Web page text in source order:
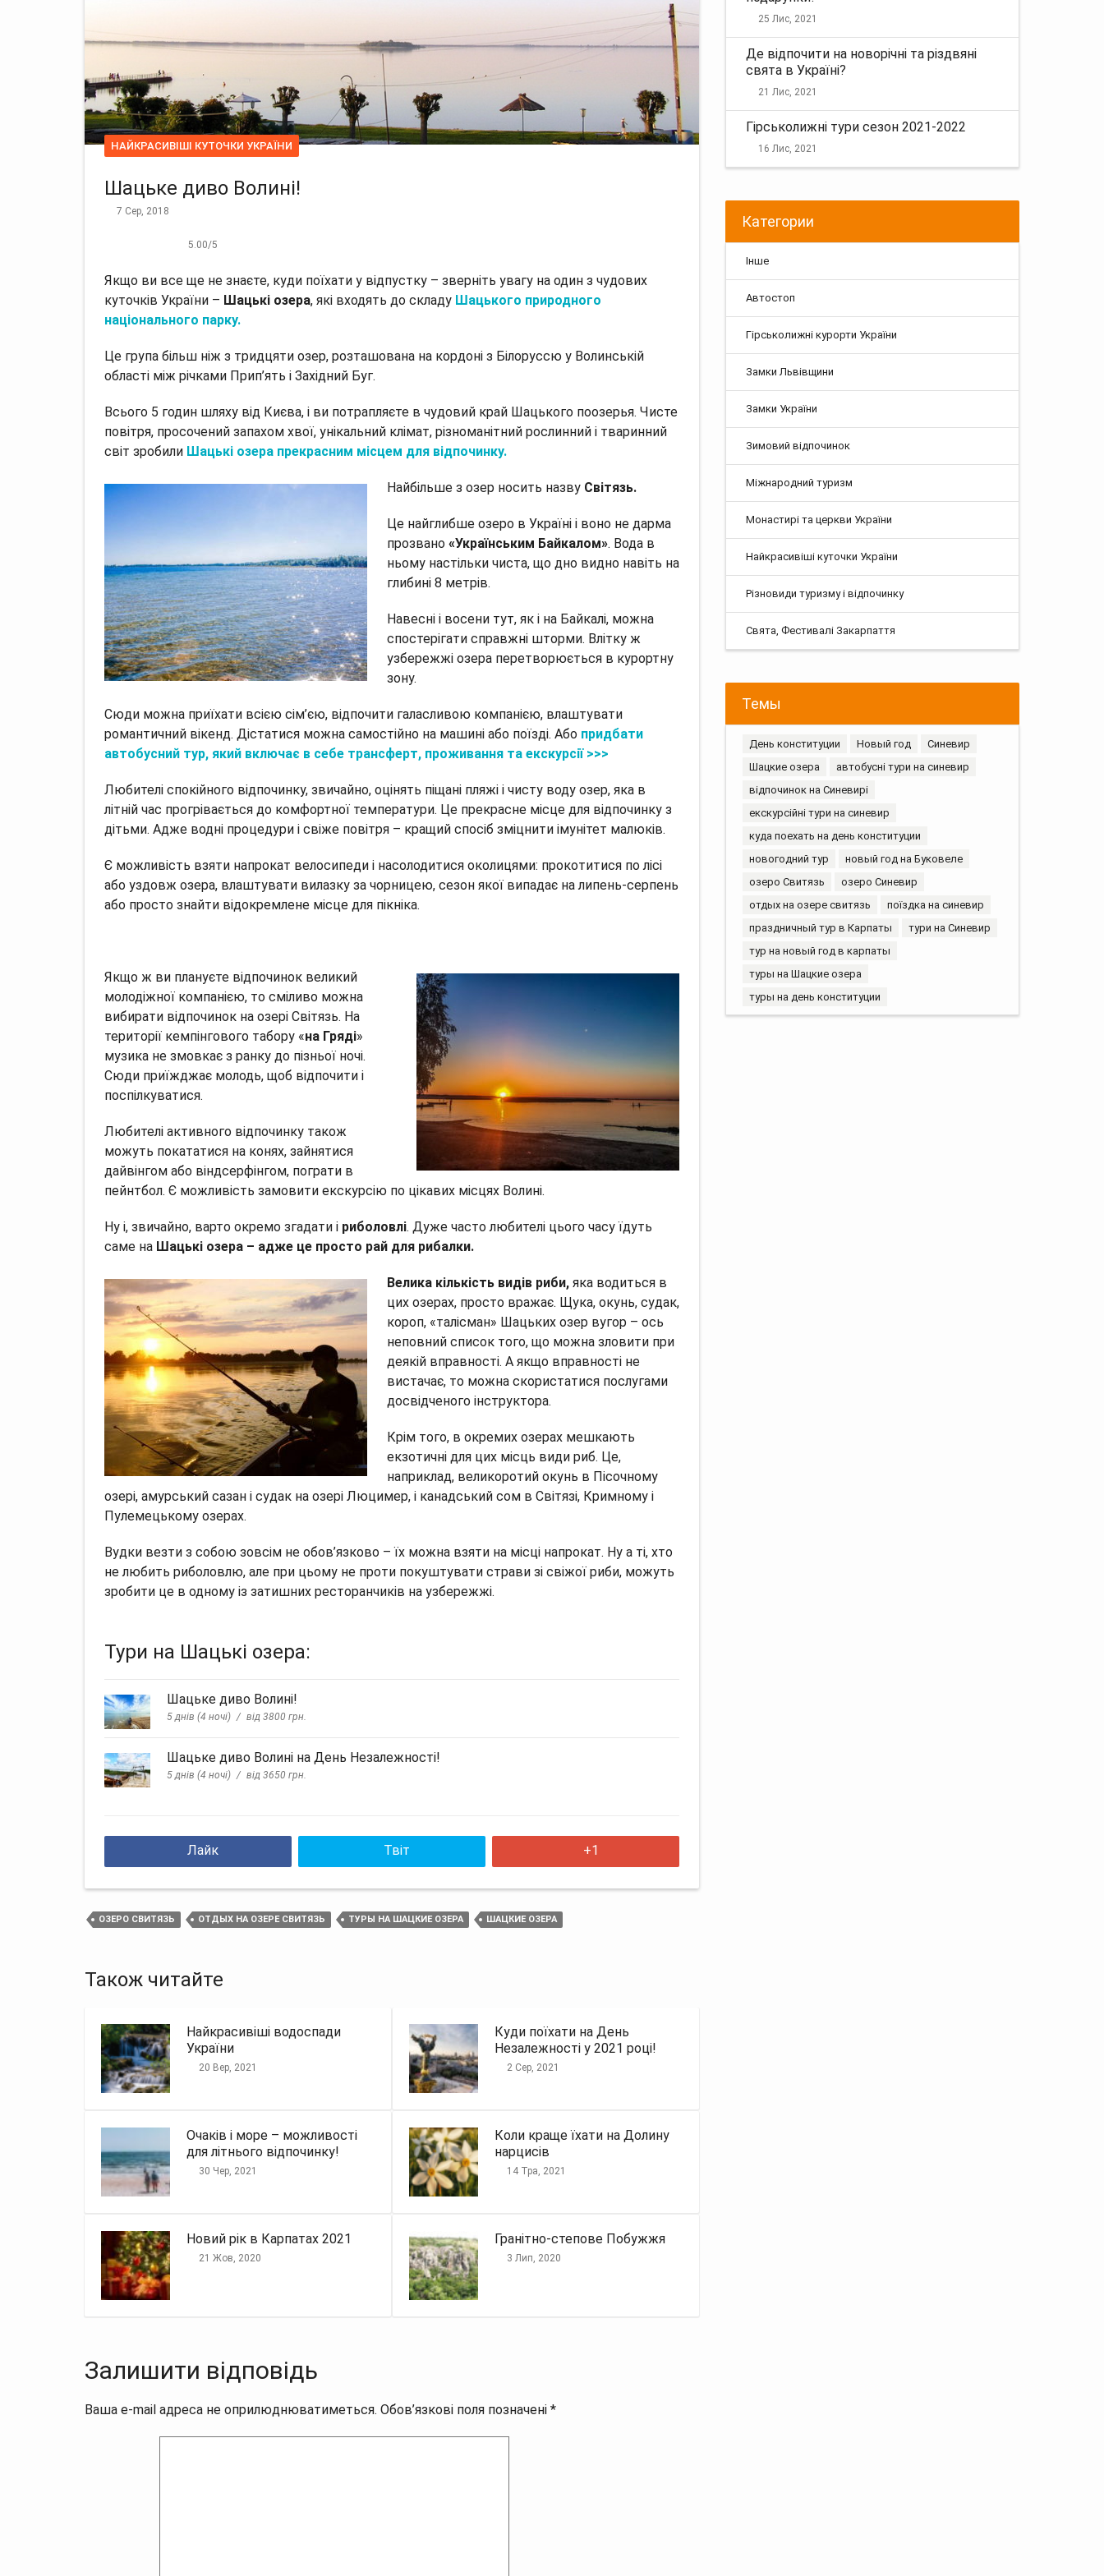
НАЙКРАСИВІШІ КУТОЧКИ УКРАЇНИ
Шацьке диво Волині!
7 Сер, 2018
5.00/5
Якщо ви все ще не знаєте, куди поїхати у відпустку – зверніть увагу на один з чудових
куточків України – Шацькі озера, які входять до складу Шацького природного
національного парку.
Це група більш ніж з тридцяти озер, розташована на кордоні з Білоруссю у Волинській
області між річками Прип’ять і Західний Буг.
Всього 5 годин шляху від Києва, і ви потрапляєте в чудовий край Шацького поозерья. Чисте
повітря, просочений запахом хвої, унікальний клімат, різноманітний рослинний і тваринний
світ зробили Шацькі озера прекрасним місцем для відпочинку.
Найбільше з озер носить назву Світязь.
Це найглибше озеро в Україні і воно не дарма
прозвано «Українським Байкалом». Вода в
ньому настільки чиста, що дно видно навіть на
глибині 8 метрів.
Навесні і восени тут, як і на Байкалі, можна
спостерігати справжні шторми. Влітку ж
узбережжі озера перетворюється в курортну
зону.
Сюди можна приїхати всією сім’єю, відпочити галасливою компанією, влаштувати
романтичний вікенд. Дістатися можна самостійно на машині або поїзді. Або придбати
автобусний тур, який включає в себе трансферт, проживання та екскурсії >>>
Любителі спокійного відпочинку, звичайно, оцінять піщані пляжі і чисту воду озер, яка в
літній час прогрівається до комфортної температури. Це прекрасне місце для відпочинку з
дітьми. Адже водні процедури і свіже повітря – кращий спосіб зміцнити імунітет малюків.
Є можливість взяти напрокат велосипеди і насолодитися околицями: прокотитися по лісі
або уздовж озера, влаштувати вилазку за чорницею, сезон якої випадає на липень-серпень
або просто знайти відокремлене місце для пікніка.
Якщо ж ви плануєте відпочинок великий
молодіжної компанією, то сміливо можна
вибирати відпочинок на озері Світязь. На
території кемпінгового табору «на Гряді»
музика не змовкає з ранку до пізньої ночі.
Сюди приїжджає молодь, щоб відпочити і
поспілкуватися.
Любителі активного відпочинку також
можуть покататися на конях, зайнятися
дайвінгом або віндсерфінгом, пограти в
пейнтбол. Є можливість замовити екскурсію по цікавих місцях Волині.
Ну і, звичайно, варто окремо згадати і риболовлі. Дуже часто любителі цього часу їдуть
саме на Шацькі озера – адже це просто рай для рибалки.
Велика кількість видів риби, яка водиться в
цих озерах, просто вражає. Щука, окунь, судак,
короп, «талісман» Шацьких озер вугор – ось
неповний список того, що можна зловити при
деякій вправності. А якщо вправності не
вистачає, то можна скористатися послугами
досвідченого інструктора.
Крім того, в окремих озерах мешкають
екзотичні для цих місць види риб. Це,
наприклад, великоротий окунь в Пісочному
озері, амурський сазан і судак на озері Люцимер, і канадський сом в Світязі, Кримному і
Пулемецькому озерах.
Вудки везти з собою зовсім не обов’язково – їх можна взяти на місці напрокат. Ну а ті, хто
не любить риболовлю, але при цьому не проти покуштувати страви зі свіжої риби, можуть
зробити це в одному із затишних ресторанчиків на узбережжі.
Тури на Шацькі озера:
Шацьке диво Волині!
5 днів (4 ночі) від 3800 грн.
Шацьке диво Волині на День Незалежності!
5 днів (4 ночі) від 3650 грн.
Лайк Твіт +1
ОЗЕРО СВИТЯЗЬ ОТДЫХ НА ОЗЕРЕ СВИТЯЗЬ ТУРЫ НА ШАЦКИЕ ОЗЕРА ШАЦКИЕ ОЗЕРА
Також читайте
Найкрасивіші водоспади
України
20 Вер, 2021
Куди поїхати на День
Незалежності у 2021 році!
2 Сер, 2021
Очаків і море – можливості
для літнього відпочинку!
30 Чер, 2021
Коли краще їхати на Долину
нарцисів
14 Тра, 2021
Новий рік в Карпатах 2021
21 Жов, 2020
Гранітно-степове Побужжя
3 Лип, 2020
Залишити відповідь
Ваша e-mail адреса не оприлюднюватиметься. Обов’язкові поля позначені *
25 Лис, 2021
Де відпочити на новорічні та різдвяні
свята в Україні?
21 Лис, 2021
Гірськолижні тури сезон 2021-2022
16 Лис, 2021
Категории
Інше
Автостоп
Гірськолижні курорти України
Замки Львівщини
Замки України
Зимовий відпочинок
Міжнародний туризм
Монастирі та церкви України
Найкрасивіші куточки України
Різновиди туризму і відпочинку
Свята, Фестивалі Закарпаття
Темы
День конституции Новый год
Синевир
Шацкие озера
автобусні тури на синевир
відпочинок на Синевирі
екскурсійні тури на синевир
куда поехать на день конституции
новогодний тур
новый год на Буковеле
озеро Свитязь
озеро Синевир
отдых на озере свитязь
поїздка на синевир
праздничный тур в Карпаты
тури на Синевир
тур на новый год в карпаты
туры на Шацкие озера
туры на день конституции